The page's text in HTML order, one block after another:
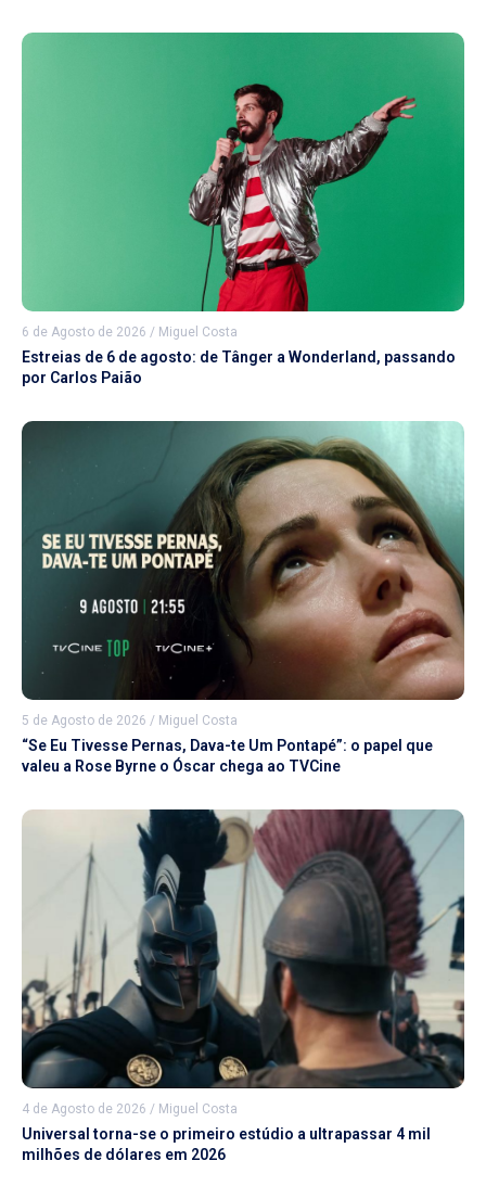
6 de Agosto de 2026 / Miguel Costa
Estreias de 6 de agosto: de Tânger a Wonderland, passando
por Carlos Paião
5 de Agosto de 2026 / Miguel Costa
“Se Eu Tivesse Pernas, Dava-te Um Pontapé”: o papel que
valeu a Rose Byrne o Óscar chega ao TVCine
4 de Agosto de 2026 / Miguel Costa
Universal torna-se o primeiro estúdio a ultrapassar 4 mil
milhões de dólares em 2026